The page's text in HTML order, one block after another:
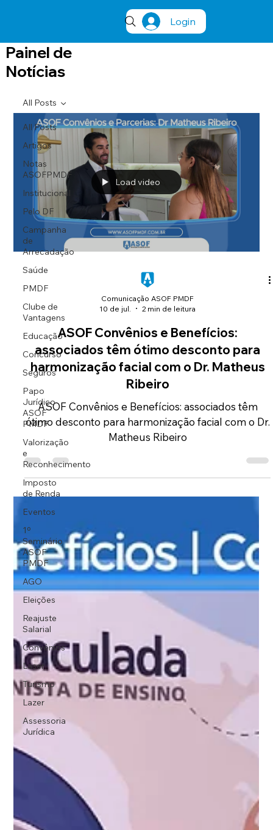
Login
Painel de
Notícias
All Posts
Artigos
Notas
ASOFPMDF
Institucional
Pelo DF
Campanha
de
Arrecadação
Saúde
PMDF
Clube de
Vantagens
Educação
Concurso
Seguros
Papo
Jurídico
ASOF
PMDF
Valorização
e
Reconhecimento
Imposto
de Renda
Eventos
1º
Seminário
ASOF
PMDF
AGO
Eleições
Reajuste
Salarial
Convênios
Laser
Turismo
Lazer
Assessoria
Jurídica
All Posts
Load video
Comunicação ASOF PMDF
10 de jul.
2 min de leitura
ASOF Convênios e Benefícios:
associados têm ótimo desconto para
harmonização facial com o Dr. Matheus
Ribeiro
ASOF Convênios e Benefícios: associados têm
ótimo desconto para harmonização facial com o Dr.
Matheus Ribeiro